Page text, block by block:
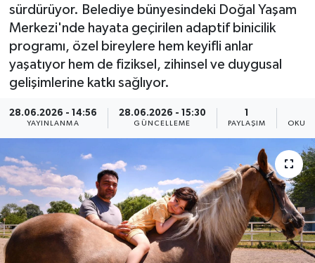
sürdürüyor. Belediye bünyesindeki Doğal Yaşam
Merkezi'nde hayata geçirilen adaptif binicilik
programı, özel bireylere hem keyifli anlar
yaşatıyor hem de fiziksel, zihinsel ve duygusal
gelişimlerine katkı sağlıyor.
28.06.2026 - 14:56
YAYINLANMA
28.06.2026 - 15:30
GÜNCELLEME PAYLAŞIM